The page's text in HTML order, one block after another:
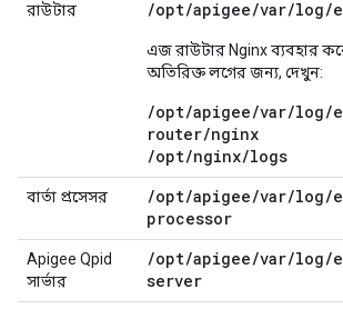
রাউটার /opt/apigee/var/log/
এজ রাউটার Nginx ব্যবহার
অতিরিক্ত লগের জন্য, দেখুন:
/opt/apigee/var/log/
router/nginx
/opt/nginx/logs
বার্তা প্রসেসর /opt/apigee/var/log/
processor
Apigee Qpid
সার্ভার
/opt/apigee/var/log/
server